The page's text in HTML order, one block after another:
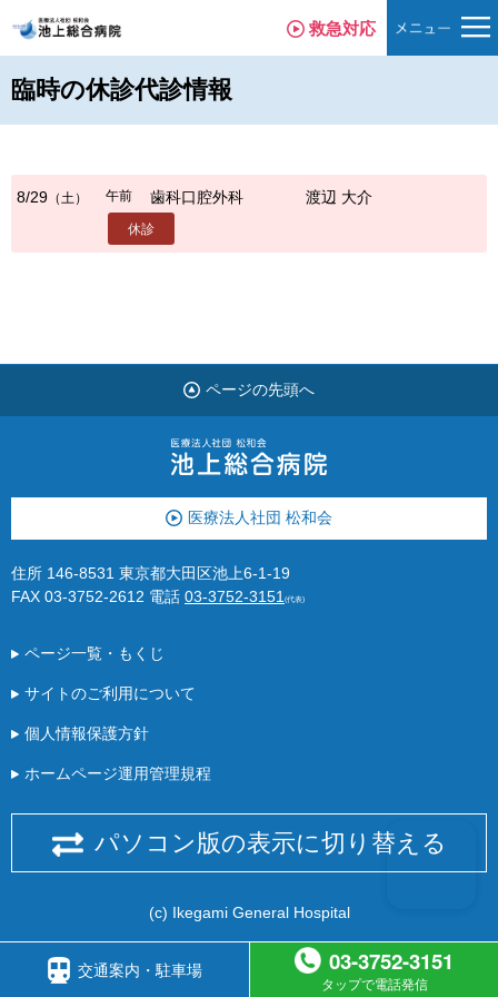
救急対応
臨時の休診代診情報
8/29 （土） 午前 歯科口腔外科 渡辺 大介
休診
ページの先頭へ
医療法人社団 松和会
住所 146-8531 東京都大田区池上6-1-19
FAX 03-3752-2612 電話 03-3752-3151 (代表)
ページ一覧・もくじ
サイトのご利用について
個人情報保護方針
ホームページ運用管理規程
パソコン版の表示に切り替える
(c) Ikegami General Hospital
交通案内・駐車場 03-3752-3151
タップで電話発信